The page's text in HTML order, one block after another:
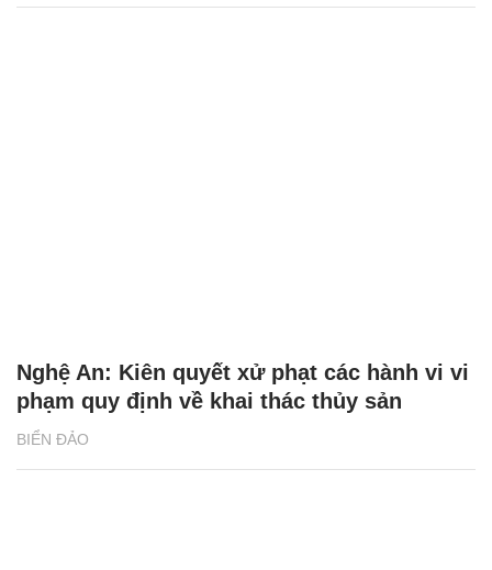
BIỂN ĐẢO
Nghệ An: Kiên quyết xử phạt các hành vi vi
phạm quy định về khai thác thủy sản